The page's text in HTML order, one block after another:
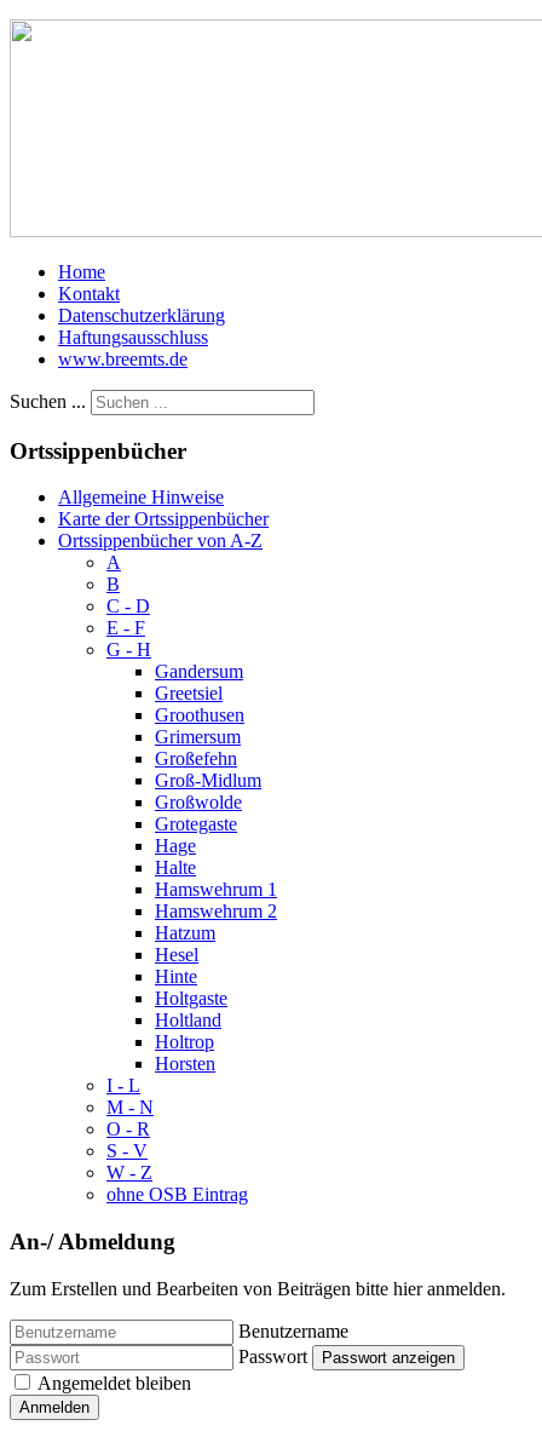
Home
Kontakt
Datenschutzerklärung
Haftungsausschluss
www.breemts.de
Suchen ...
Ortssippenbücher
Allgemeine Hinweise
Karte der Ortssippenbücher
Ortssippenbücher von A-Z
A
B
C - D
E - F
G - H
Gandersum
Greetsiel
Groothusen
Grimersum
Großefehn
Groß-Midlum
Großwolde
Grotegaste
Hage
Halte
Hamswehrum 1
Hamswehrum 2
Hatzum
Hesel
Hinte
Holtgaste
Holtland
Holtrop
Horsten
I - L
M - N
O - R
S - V
W - Z
ohne OSB Eintrag
An-/ Abmeldung
Zum Erstellen und Bearbeiten von Beiträgen bitte hier anmelden.
Benutzername
Passwort
Passwort anzeigen
Angemeldet bleiben
Anmelden